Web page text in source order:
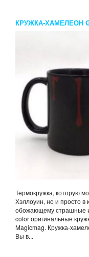
КРУЖКА-ХАМЕЛЕОН
Термокружка, которую
Хэллоуин, но и просто в
обожающему страшные
color оригинальные
Magicmag. Кружка-
Вы в...